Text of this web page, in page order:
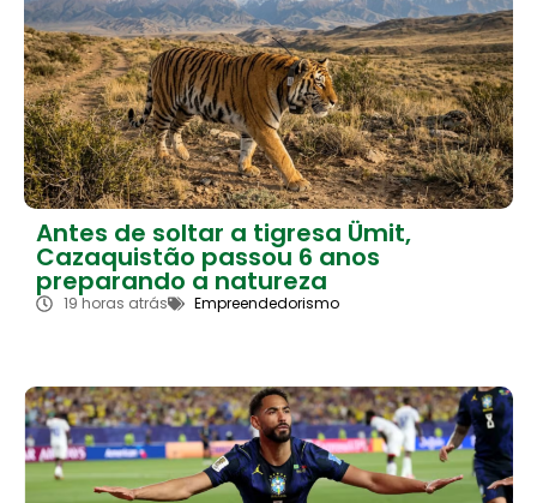
Antes de soltar a tigresa Ümit,
Cazaquistão passou 6 anos
preparando a natureza
19 horas atrás Empreendedorismo